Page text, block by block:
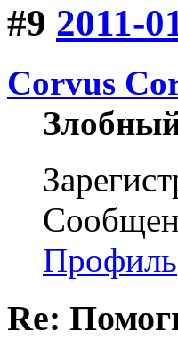
#9 2011-
Corvus
Профиль
Re: